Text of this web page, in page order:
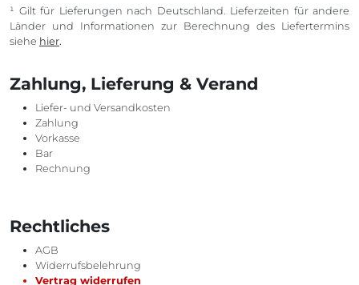
¹ Gilt für Lieferungen nach Deutschland. Lieferzeiten für andere
Länder und Informationen zur Berechnung des Liefertermins
siehe hier.
Zahlung, Lieferung & Verand
Liefer- und Versandkosten
Zahlung
Vorkasse
Bar
Rechnung
Rechtliches
AGB
Widerrufsbelehrung
Vertrag widerrufen